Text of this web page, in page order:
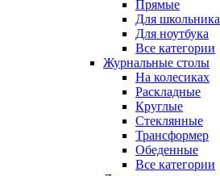
Прямые
Для школьника
Для ноутбука
Все категории
Журнальные столы
На колесиках
Раскладные
Круглые
Стеклянные
Трансформер
Обеденные
Все категории